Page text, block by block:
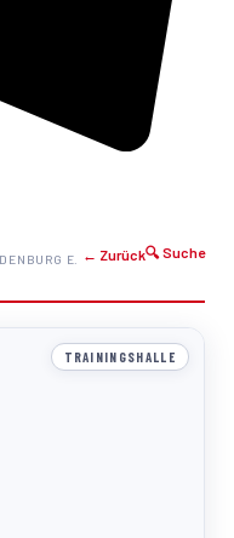
E.
← Zurück🔍 Suche
TRAININGSHALLE